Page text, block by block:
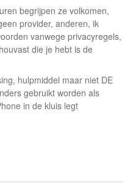
begrijpen ze volkomen,
provider, anderen, ik
vanwege privacyregels,
die je hebt is de
hulpmiddel maar niet DE
gebruikt worden als
in de kluis legt